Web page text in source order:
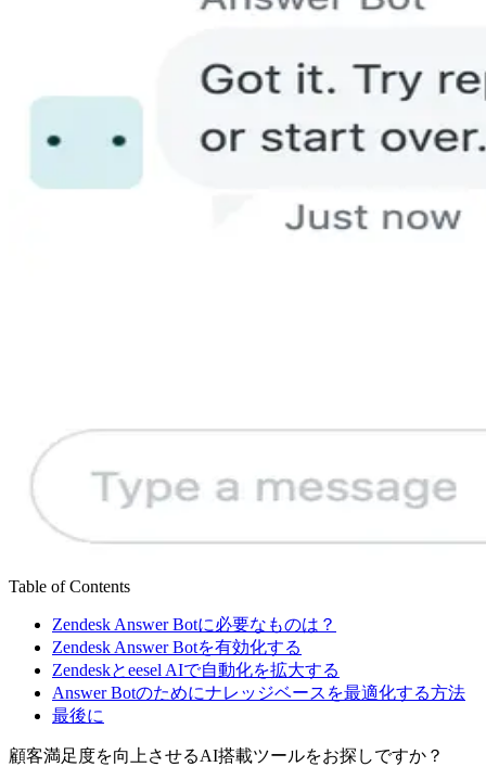
Table of Contents
Zendesk Answer Botに必要なものは？
Zendesk Answer Botを有効化する
Zendeskとeesel AIで自動化を拡大する
Answer Botのためにナレッジベースを最適化する方法
最後に
顧客満足度を向上させるAI搭載ツールをお探しですか？